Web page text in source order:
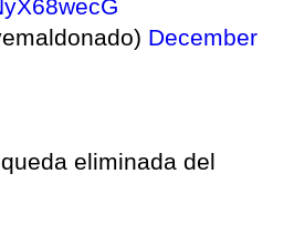
December
eliminada del